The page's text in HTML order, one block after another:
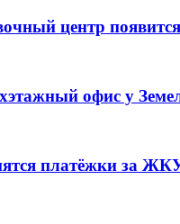
центр
офис у
платёжки за